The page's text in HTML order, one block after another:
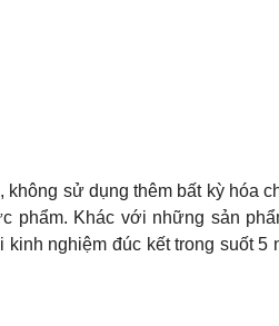
sử dụng thêm bất kỳ hóa
phẩm. Khác với những sản
nghiệm đúc kết trong suốt 5